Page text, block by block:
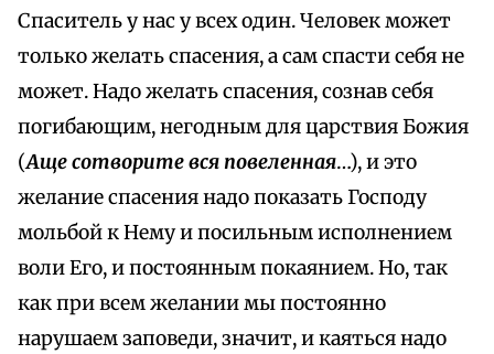
Спаситель у нас у всех один. Человек может
только желать спасения, а сам спасти себя не
может. Надо желать спасения, сознав себя
погибающим, негодным для царствия Божия
(Аще сотворите вся повеленная…), и это
желание спасения надо показать Господу
мольбой к Нему и посильным исполнением
воли Его, и постоянным покаянием. Но, так
как при всем желании мы постоянно
нарушаем заповеди, значит, и каяться надо